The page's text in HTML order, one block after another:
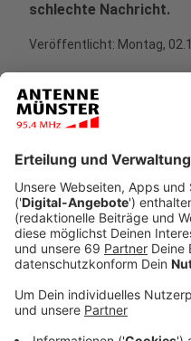
schlechte Nachricht.
Veröffentlicht: Montag,
Anzeige
Wer Spiele der Fußball-
möchte, hat in der
Verkaufsphase die
Denn ab Dienstag
Oktober werden
für die
vergeben. Das sind mehr
Phase. Der Nachteil für
Ausnahme von